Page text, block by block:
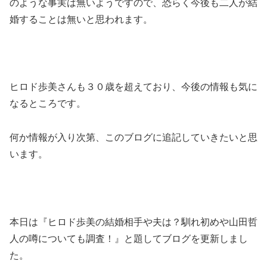
のような事実は無いようですので、恐らく今後も二人が結
婚することは無いと思われます。
ヒロド歩美さんも３０歳を超えており、今後の情報も気に
なるところです。
何か情報が入り次第、このブログに追記していきたいと思
います。
本日は『ヒロド歩美の結婚相手や夫は？馴れ初めや山田哲
人の噂についても調査！』と題してブログを更新しまし
た。